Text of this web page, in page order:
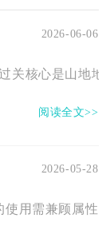
2026-06-06
关核心是山地
阅读全文>>
2026-05-28
使用需兼顾属性